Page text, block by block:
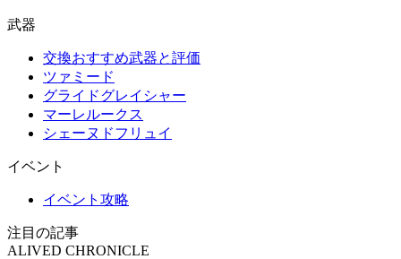
武器
交換おすすめ武器と評価
ツァミード
グライドグレイシャー
マーレルークス
シェーヌドフリュイ
イベント
イベント攻略
注目の記事
ALIVED CHRONICLE